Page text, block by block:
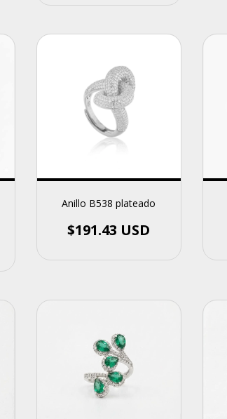
Anillo B538 plateado
$191.43 USD